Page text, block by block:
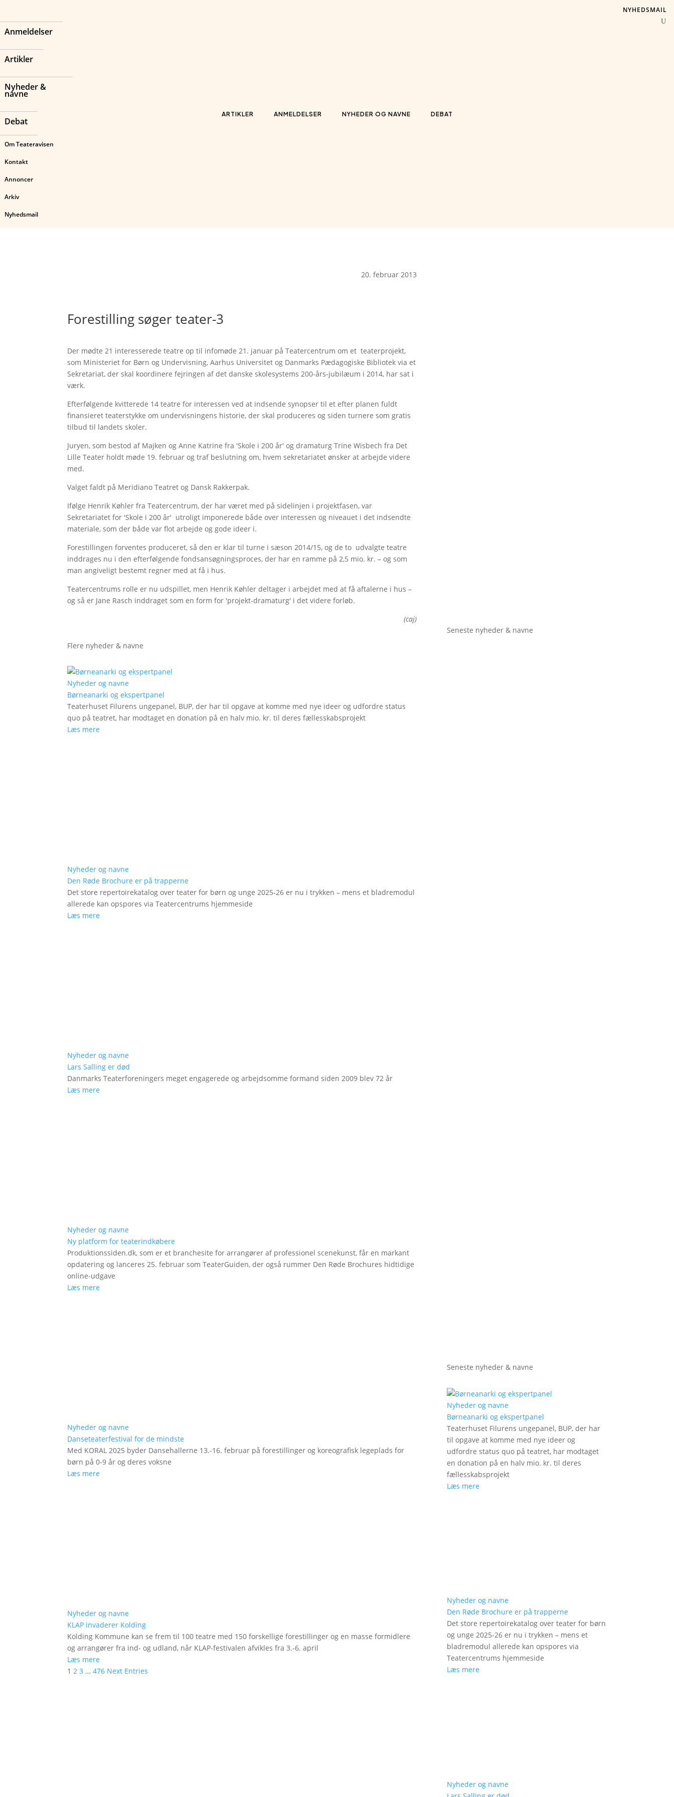
Anmeldelser
Artikler
Nyheder &
navne
Debat
Om Teateravisen
Kontakt
Annoncer
Arkiv
Nyhedsmail
ARTIKLER ANMELDELSER NYHEDER OG NAVNE DEBAT
NYHEDSMAIL
20. februar 2013
Forestilling søger teater-3
Der mødte 21 interesserede teatre op til infomøde 21. januar på Teatercentrum om et teaterprojekt,
som Ministeriet for Børn og Undervisning, Aarhus Universitet og Danmarks Pædagogiske Bibliotek via et
Sekretariat, der skal koordinere fejringen af det danske skolesystems 200-års-jubilæum i 2014, har sat i
værk.
Efterfølgende kvitterede 14 teatre for interessen ved at indsende synopser til et efter planen fuldt
finansieret teaterstykke om undervisningens historie, der skal produceres og siden turnere som gratis
tilbud til landets skoler.
Juryen, som bestod af Majken og Anne Katrine fra 'Skole i 200 år' og dramaturg Trine Wisbech fra Det
Lille Teater holdt møde 19. februar og traf beslutning om, hvem sekretariatet ønsker at arbejde videre
med.
Valget faldt på Meridiano Teatret og Dansk Rakkerpak.
Ifølge Henrik Køhler fra Teatercentrum, der har været med på sidelinjen i projektfasen, var
Sekretariatet for 'Skole i 200 år' utroligt imponerede både over interessen og niveauet i det indsendte
materiale, som der både var flot arbejde og gode ideer i.
Forestillingen forventes produceret, så den er klar til turne i sæson 2014/15, og de to udvalgte teatre
inddrages nu i den efterfølgende fondsansøgningsproces, der har en ramme på 2,5 mio. kr. – og som
man angiveligt bestemt regner med at få i hus.
Teatercentrums rolle er nu udspillet, men Henrik Køhler deltager i arbejdet med at få aftalerne i hus –
og så er Jane Rasch inddraget som en form for 'projekt-dramaturg' i det videre forløb.
(caj)
Flere nyheder & navne
Nyheder og navne
Børneanarki og ekspertpanel
Teaterhuset Filurens ungepanel, BUP, der har til opgave at komme med nye ideer og udfordre status
quo på teatret, har modtaget en donation på en halv mio. kr. til deres fællesskabsprojekt
Læs mere
Nyheder og navne
Den Røde Brochure er på trapperne
Det store repertoirekatalog over teater for børn og unge 2025-26 er nu i trykken – mens et bladremodul
allerede kan opspores via Teatercentrums hjemmeside
Læs mere
Nyheder og navne
Lars Salling er død
Danmarks Teaterforeningers meget engagerede og arbejdsomme formand siden 2009 blev 72 år
Læs mere
Nyheder og navne
Ny platform for teaterindkøbere
Produktionssiden.dk, som er et branchesite for arrangører af professionel scenekunst, får en markant
opdatering og lanceres 25. februar som TeaterGuiden, der også rummer Den Røde Brochures hidtidige
online-udgave
Læs mere
Nyheder og navne
Danseteaterfestival for de mindste
Med KORAL 2025 byder Dansehallerne 13.-16. februar på forestillinger og koreografisk legeplads for
børn på 0-9 år og deres voksne
Læs mere
Nyheder og navne
KLAP invaderer Kolding
Kolding Kommune kan se frem til 100 teatre med 150 forskellige forestillinger og en masse formidlere
og arrangører fra ind- og udland, når KLAP-festivalen afvikles fra 3.-6. april
Læs mere
1 2 3 … 476 Next Entries
Seneste nyheder & navne
Seneste nyheder & navne
Nyheder og navne
Børneanarki og ekspertpanel
Teaterhuset Filurens ungepanel, BUP, der har
til opgave at komme med nye ideer og
udfordre status quo på teatret, har modtaget
en donation på en halv mio. kr. til deres
fællesskabsprojekt
Læs mere
Nyheder og navne
Den Røde Brochure er på trapperne
Det store repertoirekatalog over teater for børn
og unge 2025-26 er nu i trykken – mens et
bladremodul allerede kan opspores via
Teatercentrums hjemmeside
Læs mere
Nyheder og navne